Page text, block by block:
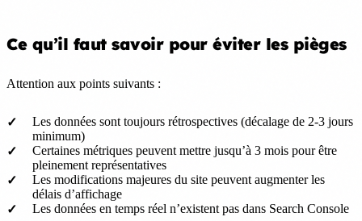
Ce qu’il faut savoir pour éviter les pièges
Attention aux points suivants :
Les données sont toujours rétrospectives (décalage de 2-3 jours
minimum)
Certaines métriques peuvent mettre jusqu’à 3 mois pour être
pleinement représentatives
Les modifications majeures du site peuvent augmenter les
délais d’affichage
Les données en temps réel n’existent pas dans Search Console